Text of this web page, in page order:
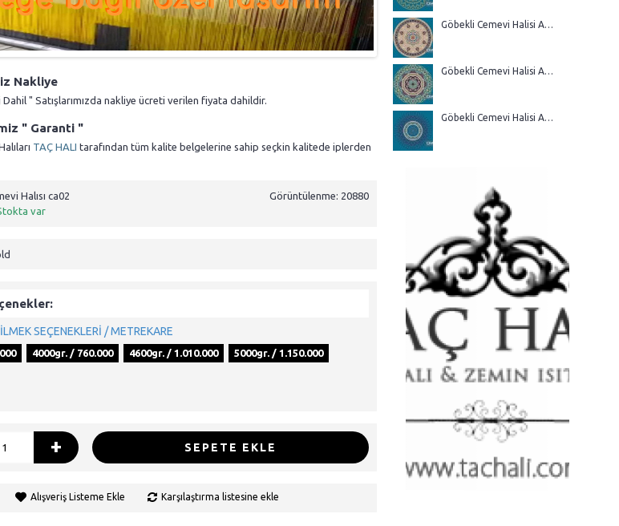
Göbekli Cemevi Halisi AGM 17
Göbekli Cemevi Halisi AGM 16
Göbekli Cemevi Halisi AGM 15
Nakliye
" Satışlarımızda nakliye ücreti verilen fiyata dahildir.
" Garanti "
TAÇ HALI tarafından tüm kalite belgelerine sahip seçkin kalitede iplerden
Görüntülenme: 20880
Halısı ca02
var
SEÇENEKLERİ / METREKARE
4000gr. / 760.000 4600gr. / 1.010.000 5000gr. / 1.150.000
+ SEPETE EKLE
Alışveriş Listeme Ekle Karşılaştırma listesine ekle